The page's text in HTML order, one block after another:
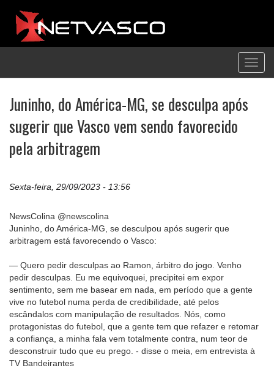
Juninho, do América-MG, se desculpa após
sugerir que Vasco vem sendo favorecido
pela arbitragem
Sexta-feira, 29/09/2023 - 13:56
NewsColina @newscolina
Juninho, do América-MG, se desculpou após sugerir que
arbitragem está favorecendo o Vasco:
— Quero pedir desculpas ao Ramon, árbitro do jogo. Venho
pedir desculpas. Eu me equivoquei, precipitei em expor
sentimento, sem me basear em nada, em período que a gente
vive no futebol numa perda de credibilidade, até pelos
escândalos com manipulação de resultados. Nós, como
protagonistas do futebol, que a gente tem que refazer e retomar
a confiança, a minha fala vem totalmente contra, num teor de
desconstruir tudo que eu prego. - disse o meia, em entrevista à
TV Bandeirantes